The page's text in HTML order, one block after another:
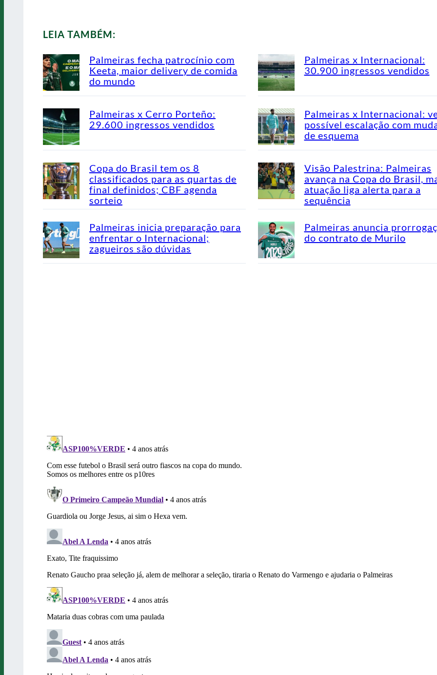
LEIA TAMBÉM:
Palmeiras fecha patrocínio com
Keeta, maior delivery de comida
do mundo
Palmeiras x Internacional:
30.900 ingressos vendidos
Palmeiras x Cerro Porteño:
29.600 ingressos vendidos
Palmeiras x Internacional:
possível escalação com
de esquema
Copa do Brasil tem os 8
classificados para as quartas de
final definidos; CBF agenda
sorteio
Visão Palestrina: Palmeiras
avança na Copa do Brasil,
atuação liga alerta para a
sequência
Palmeiras inicia preparação para
enfrentar o Internacional;
zagueiros são dúvidas
Palmeiras anuncia
do contrato de Murilo